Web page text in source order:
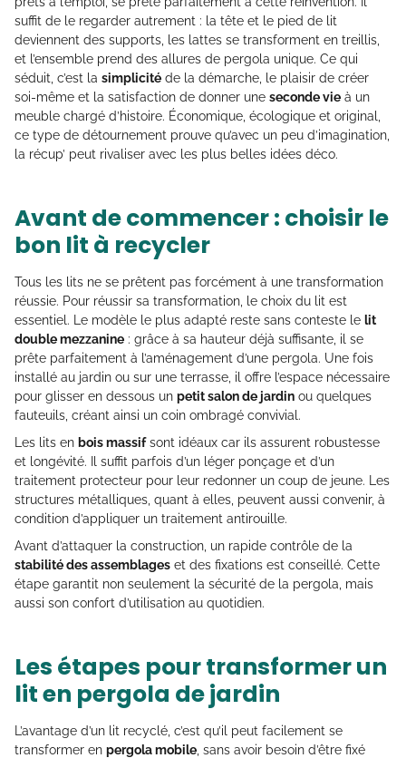
suffit de le regarder autrement : la tête et le pied de lit
deviennent des supports, les lattes se transforment en treillis,
et l’ensemble prend des allures de pergola unique. Ce qui
séduit, c’est la simplicité de la démarche, le plaisir de créer
soi-même et la satisfaction de donner une seconde vie à un
meuble chargé d’histoire. Économique, écologique et original,
ce type de détournement prouve qu’avec un peu d’imagination,
la récup’ peut rivaliser avec les plus belles idées déco.
Avant de commencer : choisir le
bon lit à recycler
Tous les lits ne se prêtent pas forcément à une transformation
réussie. Pour réussir sa transformation, le choix du lit est
essentiel. Le modèle le plus adapté reste sans conteste le lit
double mezzanine : grâce à sa hauteur déjà suffisante, il se
prête parfaitement à l’aménagement d’une pergola. Une fois
installé au jardin ou sur une terrasse, il offre l’espace nécessaire
pour glisser en dessous un petit salon de jardin ou quelques
fauteuils, créant ainsi un coin ombragé convivial.
Les lits en bois massifsont idéaux car ils assurent robustesse
et longévité. Il suffit parfois d’un léger ponçage et d’un
traitement protecteur pour leur redonner un coup de jeune. Les
structures métalliques, quant à elles, peuvent aussi convenir, à
condition d’appliquer un traitement antirouille.
Avant d’attaquer la construction, un rapide contrôle de la
stabilité des assemblages et des fixations est conseillé. Cette
étape garantit non seulement la sécurité de la pergola, mais
aussi son confort d’utilisation au quotidien.
Les étapes pour transformer un
lit en pergola de jardin
L’avantage d’un lit recyclé, c’est qu’il peut facilement se
transformer en pergola mobile , sans avoir besoin d’être fixé